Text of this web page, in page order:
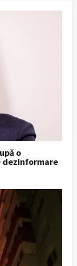
o
dezinformare